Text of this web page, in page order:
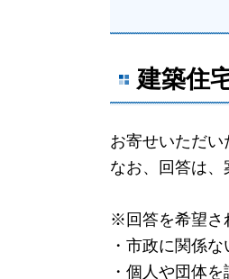
建築住
お寄せいただい
なお、回答は、
※回答を希望さ
・市政に関係
・個人や団体